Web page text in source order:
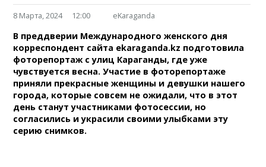
8 Марта, 2024 12:00 eKaraganda
В преддверии Международного женского дня
корреспондент сайта ekaraganda.kz подготовила
фоторепортаж с улиц Караганды, где уже
чувствуется весна. Участие в фоторепортаже
приняли прекрасные женщины и девушки нашего
города, которые совсем не ожидали, что в этот
день станут участниками фотосессии, но
согласились и украсили своими улыбками эту
серию снимков.